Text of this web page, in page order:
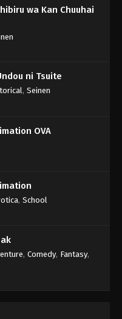
wa Kan Chuuhai
ni Tsuite
, Seinen
OVA
, School
, Comedy, Fantasy,